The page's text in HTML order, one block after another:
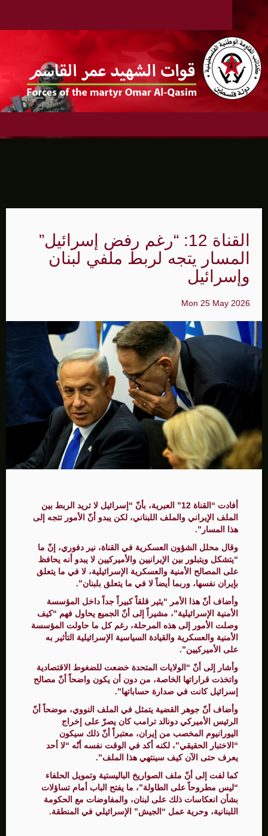
القناة 12: “رغم رفض إسرائيل”
المسار يتجه لربط ملفي لبنان
وإسرائيل
Mon 25 May 2026
أفادت “القناة 12” العبرية، بأنّ “إسرائيل لا تريد الربط بين
الملف الإيراني والملف اللبناني، لكن يبدو أنّ الأمور تتجه إلى
هذا المسار”.
وقال محلل الشؤون العسكرية في القناة، نير دفوري، إنّ ما
“يتشكل ويتبلور بين الإيرانيين والأميركيين لا يبدو أنه يحافظ
على المصالح الأمنية والعسكرية الإسرائيلية، لا في ما يتعلق
بإيران نفسها، وربما أيضاً لا في ما يتعلق بلبنان”.
وأضاف أنّ هذا الأمر “يثير قلقاً كبيراً جداً داخل المؤسسة
الأمنية الإسرائيلية”، مشيراً إلى أنّ الجميع يحاول فهم “كيف
وصلت الأمور إلى هذه المرحلة، رغم كل ما حاولت المؤسسة
الأمنية والعسكرية والقيادة السياسية الإسرائيلية التأثير به
على الأميركيين”.
وأشار إلى أنّ “الولايات المتحدة خضعت للضغوط الاقتصادية
واتخذت قراراتها الخاصة، من دون أن يكون واضحاً أنّ مصالح
إسرائيل كانت في صدارة حساباتها”.
وأضاف أنّ جوهر القضية يتمثل في الملف النووي، موضحاً أنّ
الرئيس الأميركي دونالد ترامب كان يصرّ على إخراج
اليورانيوم المخصب من إيران، معتبراً أنّ ذلك سيكون
“الاختبار الحقيقي”، لكنه أكد في الوقت نفسه أنّه “لا أحد
يعرف حتى الآن كيف سينتهي هذا الملف”.
كما لفت إلى أنّ ملف الصواريخ الباليستية وتمويل الحلفاء
“ليس مطروحاً على الطاولة”، ما يفتح الباب أمام تساؤلات
بشأن انعكاسات ذلك على لبنان، والمفاوضات مع الحكومة
اللبنانية، وحرية عمل “الجيش” الإسرائيلي في المنطقة.